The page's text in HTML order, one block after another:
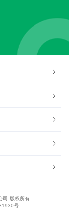
司 版权所有
号